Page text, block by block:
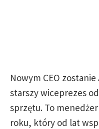
Nowym CEO zostanie
starszy wiceprezes
sprzętu. To
roku, który od lat